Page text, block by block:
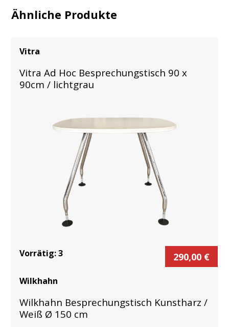
Ähnliche Produkte
Vitra
Vitra Ad Hoc Besprechungstisch 90 x
90cm / lichtgrau
Vorrätig:3 290,00 €
Wilkhahn
Wilkhahn Besprechungstisch Kunstharz /
Weiß Ø 150 cm